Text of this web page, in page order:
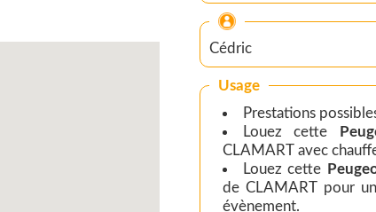
Cédric
Usage
Prestations
Louez cette
CLAMART avec
Louez cette
de CLAMART pour
évènement.